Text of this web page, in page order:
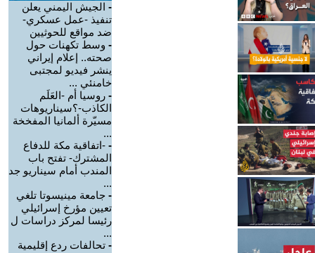
- الجيش اليمني يعلن
تنفيذ -عمل عسكري-
ضد مواقع للحوثيين
- وسط تكهنات حول
صحته.. إعلام إيراني
ينشر فيديو لمجتبى
خامنئي ...
- روسيا أم -العَلَم
الكاذب-؟سيناريوهات
مسيّرة ألمانيا المفخخة
...
- -اتفاقية مكة للدفاع
المشترك- تفتح باب
المندب أمام سيناريو جد
...
- جامعة مينيسوتا تلغي
تعيين مؤرخ إسرائيلي
رئيسا لمركز دراسات ل
...
- تحالفات ردع إقليمية